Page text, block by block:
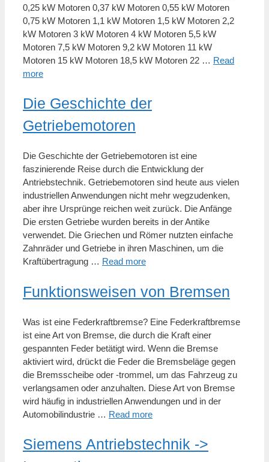
0,25 kW Motoren 0,37 kW Motoren 0,55 kW Motoren
0,75 kW Motoren 1,1 kW Motoren 1,5 kW Motoren 2,2
kW Motoren 3 kW Motoren 4 kW Motoren 5,5 kW
Motoren 7,5 kW Motoren 9,2 kW Motoren 11 kW
Motoren 15 kW Motoren 18,5 kW Motoren 22 … Read
more
Die Geschichte der
Getriebemotoren
Die Geschichte der Getriebemotoren ist eine
faszinierende Reise durch die Entwicklung der
Antriebstechnik. Getriebemotoren sind heute aus vielen
industriellen Anwendungen nicht mehr wegzudenken,
aber ihre Ursprünge reichen weit zurück. Die Anfänge
Die ersten Getriebe wurden bereits in der Antike
verwendet. Die Griechen und Römer nutzten einfache
Zahnräder und Getriebe in ihren Maschinen, um die
Kraftübertragung … Read more
Funktionsweisen von Bremsen
Was ist eine Federkraftbremse? Eine Federkraftbremse
ist eine Art von Bremse, die durch die Kraft einer
gespannten Feder betätigt wird. Wenn die Bremse
aktiviert wird, drückt die Feder die Bremsbeläge gegen
die Bremsscheibe oder -trommel, um das Fahrzeug zu
verlangsamen oder anzuhalten. Diese Art von Bremse
wird häufig in industriellen Anwendungen und in der
Automobilindustrie … Read more
Siemens Antriebstechnik ->